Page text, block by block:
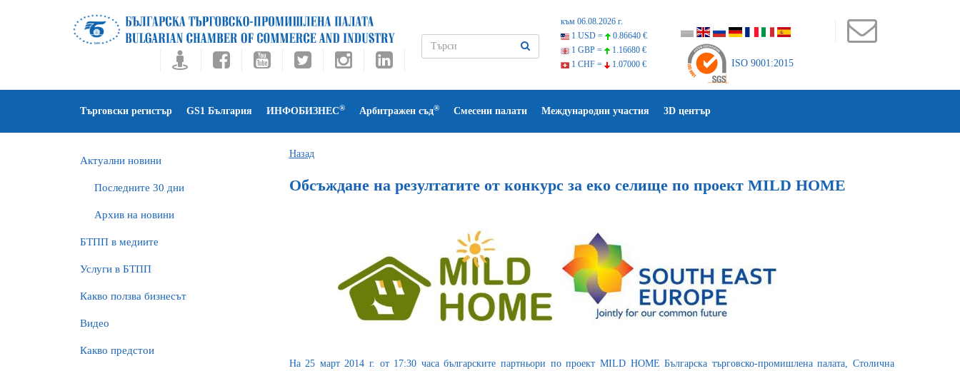
към 06.08.2026 г.
1 USD =
0.86640 €
1 GBP =
1.16680 €
1 CHF =
1.07000 € ISO 9001:2015
Търговски регистър GS1 България ИНФОБИЗНЕС® Арбитражен съд® Смесени палати Международни участия 3D център
Актуални новини
Последните 30 дни
Архив на новини
БTПП в медиите
Услуги в БТПП
Какво ползва бизнесът
Видео
Какво предстои
Назад
Обсъждане на резултатите от конкурс за еко селище по проект MILD HOME
На 25 март 2014 г. от 17:30 часа българските партньори по проект MILD HOME Българска търговско-промишлена палата, Столична